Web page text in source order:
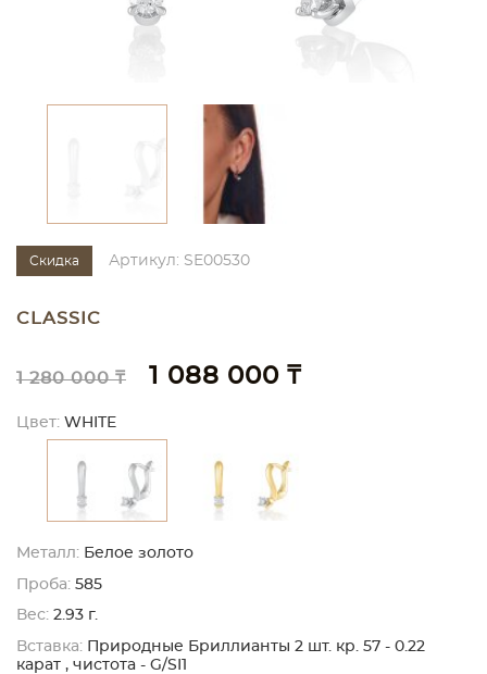
Скидка Артикул: SE00530
CLASSIC
1 280 000 ₸ 1 088 000 ₸
Цвет: WHITE
Металл: Белое золото
Проба: 585
Вес: 2.93 г.
Вставка: Природные Бриллианты 2 шт. кр. 57 - 0.22
карат , чистота - G/SI1